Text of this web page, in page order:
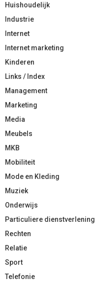
Huishoudelijk
Industrie
Internet
Internet marketing
Kinderen
Links / Index
Management
Marketing
Media
Meubels
MKB
Mobiliteit
Mode en Kleding
Muziek
Onderwijs
Particuliere dienstverlening
Rechten
Relatie
Sport
Telefonie